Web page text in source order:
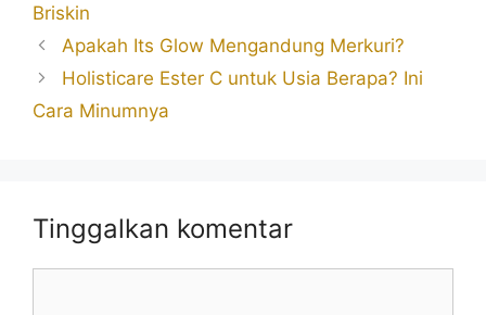
Briskin
Apakah Its Glow Mengandung Merkuri?
Holisticare Ester C untuk Usia Berapa? Ini
Cara Minumnya
Tinggalkan komentar